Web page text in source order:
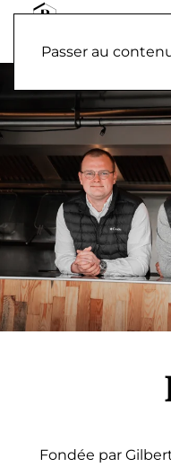
Passer au
Fondée par